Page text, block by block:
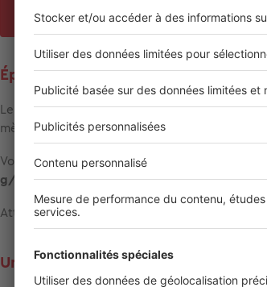
Épaisseur et densité : deux critères
Le grammage d’un rideaucorrespond à la
mètre carré (exprimé en g/m²).
Vous devez choisir un rideau thermique
g/m²
pour qu’il soit réellement efficace.
Attention toutefois à ne pas choisir un
Une taille adaptée pour une isolation